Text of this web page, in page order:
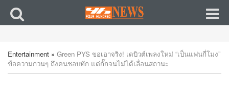
Entertainment » Green PYS ขอเอาจริง! เดบิวต์เพลงใหม่ “เป็นแฟนกี่โมง”
ข้อความกวนๆ ถึงคนชอบทัก แต่กั๊กจนไม่ได้เลื่อนสถานะ